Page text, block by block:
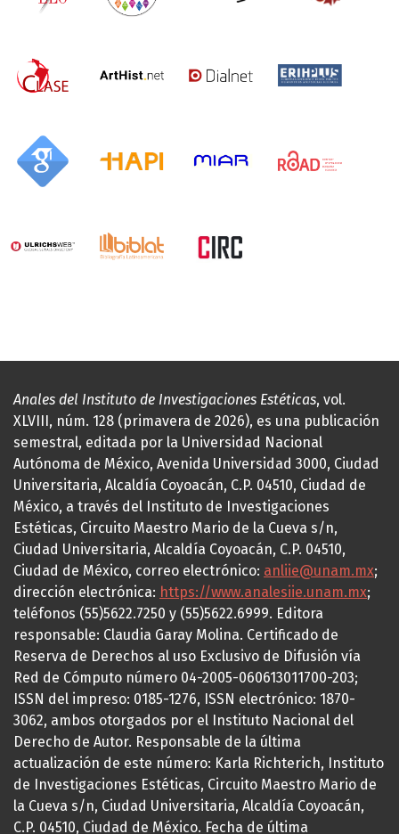
Anales del Instituto de Investigaciones Estéticas, vol.
XLVIII, núm. 128 (primavera de 2026), es una publicación
semestral, editada por la Universidad Nacional
Autónoma de México, Avenida Universidad 3000, Ciudad
Universitaria, Alcaldía Coyoacán, C.P. 04510, Ciudad de
México, a través del Instituto de Investigaciones
Estéticas, Circuito Maestro Mario de la Cueva s/n,
Ciudad Universitaria, Alcaldía Coyoacán, C.P. 04510,
Ciudad de México, correo electrónico: anliie@unam.mx;
dirección electrónica: https://www.analesiie.unam.mx;
teléfonos (55)5622.7250 y (55)5622.6999. Editora
responsable: Claudia Garay Molina. Certificado de
Reserva de Derechos al uso Exclusivo de Difusión vía
Red de Cómputo número 04-2005-060613011700-203;
ISSN del impreso: 0185-1276, ISSN electrónico: 1870-
3062, ambos otorgados por el Instituto Nacional del
Derecho de Autor. Responsable de la última
actualización de este número: Karla Richterich, Instituto
de Investigaciones Estéticas, Circuito Maestro Mario de
la Cueva s/n, Ciudad Universitaria, Alcaldía Coyoacán,
C.P. 04510, Ciudad de México. Fecha de última